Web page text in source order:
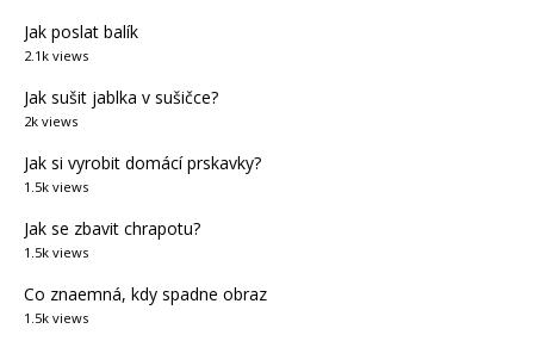
Jak poslat balík
2.1k views
Jak sušit jablka v sušičce?
2k views
Jak si vyrobit domácí prskavky?
1.5k views
Jak se zbavit chrapotu?
1.5k views
Co znaemná, kdy spadne obraz
1.5k views